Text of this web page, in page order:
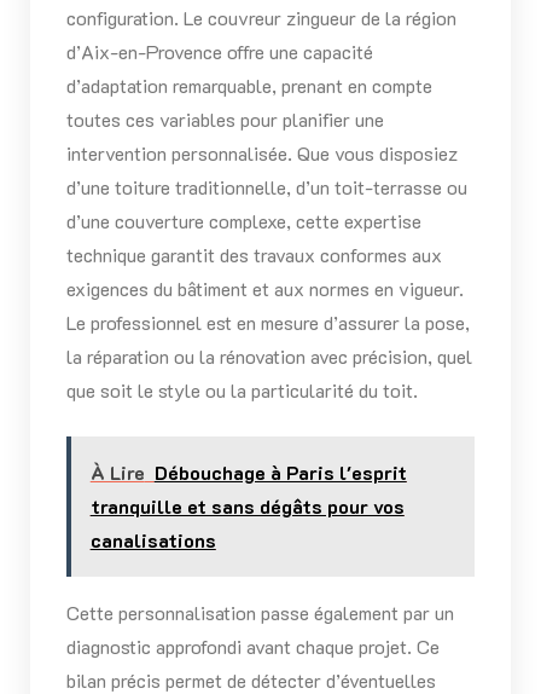
configuration. Le couvreur zingueur de la région
d’Aix-en-Provence offre une capacité
d’adaptation remarquable, prenant en compte
toutes ces variables pour planifier une
intervention personnalisée. Que vous disposiez
d’une toiture traditionnelle, d’un toit-terrasse ou
d’une couverture complexe, cette expertise
technique garantit des travaux conformes aux
exigences du bâtiment et aux normes en vigueur.
Le professionnel est en mesure d’assurer la pose,
la réparation ou la rénovation avec précision, quel
que soit le style ou la particularité du toit.
À Lire Débouchage à Paris l'esprit
tranquille et sans dégâts pour vos
canalisations
Cette personnalisation passe également par un
diagnostic approfondi avant chaque projet. Ce
bilan précis permet de détecter d’éventuelles